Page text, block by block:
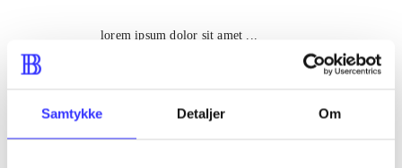
Samtykke Detaljer Om
lorem ipsum dolor sit amet ...